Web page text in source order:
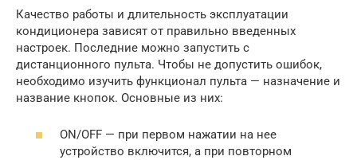
Качество работы и длительность эксплуатации
кондиционера зависят от правильно введенных
настроек. Последние можно запустить с
дистанционного пульта. Чтобы не допустить ошибок,
необходимо изучить функционал пульта — назначение и
название кнопок. Основные из них:
ON/OFF — при первом нажатии на нее
устройство включится, а при повторном